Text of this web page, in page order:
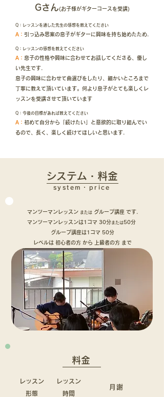
​Gさん (お子様がギターコースを受講)
Q：レッスンを通した先生の感想を教えてください
A： 引っ込み思案の息子がギターに興味を持ち始めたため.
Q：レッスンの感想を教えてください
A： 息子の性格や興味に合わせてお話してくださる、優し
い先生です.
息子の興味に合わせて曲選びをしたり、細かいところまで
丁寧に教えて頂いています。何より息子がとても楽しくレ
ッスンを受講させて頂いています
Q：今後の目標があれば教えてください
A： 初めて自分から「続けたい」と意欲的に取り組んでい
るので、長く、楽しく続けてほしいと思います.
システム・料金
system・price
マンツーマンレッスン またはグループ講座 です.
マンツーマンレッスンは1コマ 30分または50分
グループ講座は1コマ 50分
レベルは 初心者の方 から 上級者の方 まで​
料金
レッスン
形態
レッスン
時間
月謝